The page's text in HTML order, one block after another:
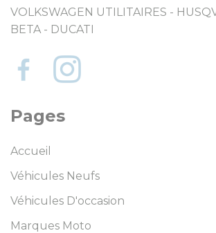
VOLKSWAGEN UTILITAIRES -
BETA - DUCATI
Pages
Accueil
Véhicules Neufs
Véhicules D'occasion
Marques Moto